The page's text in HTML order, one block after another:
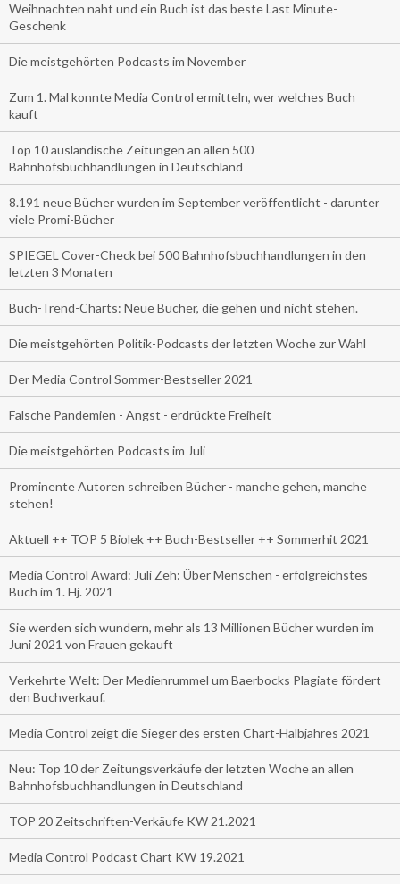
Weihnachten naht und ein Buch ist das beste Last Minute-
Geschenk
Die meistgehörten Podcasts im November
Zum 1. Mal konnte Media Control ermitteln, wer welches Buch
kauft
Top 10 ausländische Zeitungen an allen 500
Bahnhofsbuchhandlungen in Deutschland
8.191 neue Bücher wurden im September veröffentlicht - darunter
viele Promi-Bücher
SPIEGEL Cover-Check bei 500 Bahnhofsbuchhandlungen in den
letzten 3 Monaten
Buch-Trend-Charts: Neue Bücher, die gehen und nicht stehen.
Die meistgehörten Politik-Podcasts der letzten Woche zur Wahl
Der Media Control Sommer-Bestseller 2021
Falsche Pandemien - Angst - erdrückte Freiheit
Die meistgehörten Podcasts im Juli
Prominente Autoren schreiben Bücher - manche gehen, manche
stehen!
Aktuell ++ TOP 5 Biolek ++ Buch-Bestseller ++ Sommerhit 2021
Media Control Award: Juli Zeh: Über Menschen - erfolgreichstes
Buch im 1. Hj. 2021
Sie werden sich wundern, mehr als 13 Millionen Bücher wurden im
Juni 2021 von Frauen gekauft
Verkehrte Welt: Der Medienrummel um Baerbocks Plagiate fördert
den Buchverkauf.
Media Control zeigt die Sieger des ersten Chart-Halbjahres 2021
Neu: Top 10 der Zeitungsverkäufe der letzten Woche an allen
Bahnhofsbuchhandlungen in Deutschland
TOP 20 Zeitschriften-Verkäufe KW 21.2021
Media Control Podcast Chart KW 19.2021